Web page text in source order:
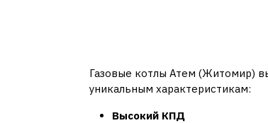
Газовые котлы Атем (Житомир)
уникальным характеристикам:
Высокий КПД